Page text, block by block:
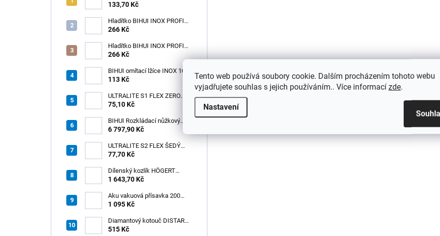
Tento web používá soubory cookie. Dalším procházením tohoto webu
vyjadřujete souhlas s jejich používáním.. Více informací zde.
Nastavení
(1box=25ks) /1ks
133,70 Kč
Hladítko BIHUI INOX PROFI
280 x 120 mm zub 12mm -
266 Kč
Hladítko BIHUI INOX PROFI
280 x 120 mm zub 3,2mm -
266 Kč
BIHUI omítací lžíce INOX 100
× 110 mm – měkká
113 Kč
ULTRALITE S1 FLEX ZERO
BÍLÝ NOVINKA/15kg
75,10 Kč
BIHUI Rozkládací nůžkový
pracovní stůl 221×113×73 cm
6 797,90 Kč
ULTRALITE S2 FLEX ŠEDÝ
/15kg
77,70 Kč
Dílenský kozlík HÖGERT
HT7G551
1 643,70 Kč
Aku vakuová přísavka 200
mm s LCD displejem (150 kg)
1 095 Kč
Diamantový kotouč DISTAR
GREEN CUT
515 Kč